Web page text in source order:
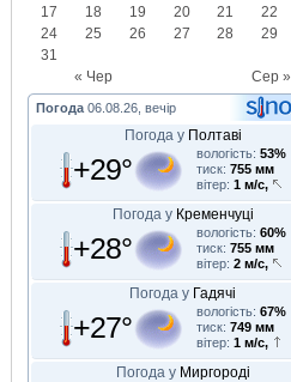
« Чер Сер »
17
18 19 20 21 22
24
25 26 27 28 29
31
Погода 06.08.26, вечір
Погода у Полтаві
+29° вологість: 53%
тиск: 755 мм
вітер: 1 м/с,
Погода у Кременчуці
+28° вологість: 60%
тиск: 755 мм
вітер: 2 м/с,
Погода у Гадячі
+27° вологість: 67%
тиск: 749 мм
вітер: 1 м/с,
Погода у Миргороді